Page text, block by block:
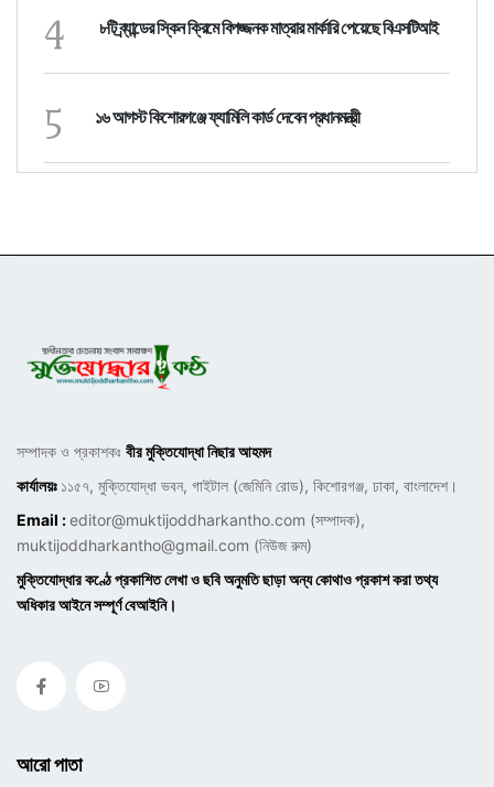
4 ৮টি ব্র্যান্ডের স্কিন ক্রিমে বিপজ্জনক মাত্রার মার্কারি পেয়েছে বিএসটিআই
5 ১৬ আগস্ট কিশোরগঞ্জে ফ্যামিলি কার্ড দেবেন প্রধানমন্ত্রী
সম্পাদক ও প্রকাশকঃ বীর মুক্তিযোদ্ধা নিছার আহমদ
কার্যালয়ঃ ১১৫৭, মুক্তিযোদ্ধা ভবন, গাইটাল (জেমিনি রোড), কিশোরগঞ্জ, ঢাকা, বাংলাদেশ।
Email :editor@muktijoddharkantho.com (সম্পাদক),
muktijoddharkantho@gmail.com (নিউজ রুম)
মুক্তিযোদ্ধার কণ্ঠে প্রকাশিত লেখা ও ছবি অনুমতি ছাড়া অন্য কোথাও প্রকাশ করা তথ্য
অধিকার আইনে সম্পূর্ণ বেআইনি।
আরো পাতা